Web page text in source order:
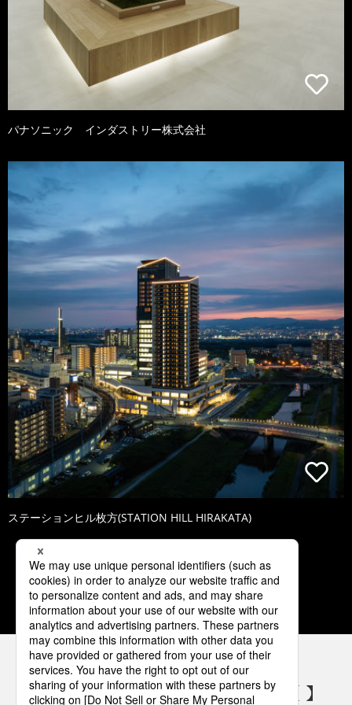
パナソニック インダストリー株式会社
ステーションヒル枚方(STATION HILL HIRAKATA)
1 2 3 4 5
パナソニックの電気設備 SNSアカウント